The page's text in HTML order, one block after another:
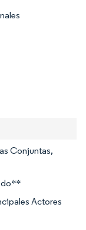
Conjuntas,
Actores